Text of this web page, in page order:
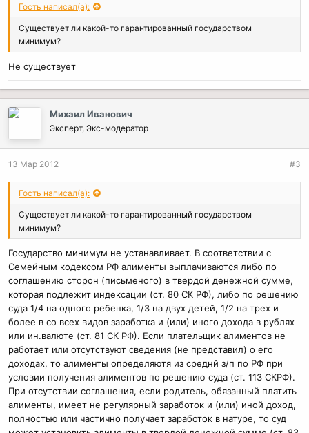
Гость написал(а):
Существует ли какой-то гарантированный государством
минимум?
Не существует
Михаил Иванович
Эксперт, Экс-модератор
13 Мар 2012 #3
Гость написал(а):
Существует ли какой-то гарантированный государством
минимум?
Государство минимум не устанавливает. В соответствии с
Семейным кодексом РФ алименты выплачиваются либо по
соглашению сторон (письменого) в твердой денежной сумме,
которая подлежит индексации (ст. 80 СК РФ), либо по решению
суда 1/4 на одного ребенка, 1/3 на двух детей, 1/2 на трех и
более в со всех видов заработка и (или) иного дохода в рублях
или ин.валюте (ст. 81 СК РФ). Если плательщик алиментов не
работает или отсутствуют сведения (не представил) о его
доходах, то алименты определяютя из среднй з/п по РФ при
условии получения алиментов по решению суда (ст. 113 СКРФ).
При отсутствии соглашения, если родитель, обязанный платить
алименты, имеет не регулярный заработок и (или) иной доход,
полностью или частично получает заработок в натуре, то суд